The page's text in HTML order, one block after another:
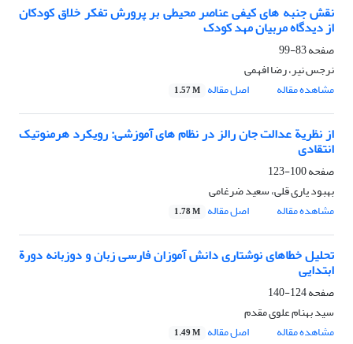
نقش جنبه های کیفی عناصر محیطی بر پرورش تفکر خلاق کودکان
از دیدگاه مربیان مهد کودک
صفحه83-99
نرجس نیر، رضا افهمی
مشاهده مقاله
اصل مقاله 1.57 M
از نظریة عدالت جان رالز در نظام های آموزشی: رویکرد هرمنوتیک
انتقادی
صفحه100-123
بهبود یاری قلی، سعید ضرغامی
مشاهده مقاله
اصل مقاله 1.78 M
تحلیل خطاهای نوشتاری دانش آموزان فارسی زبان و دوزبانه دورة
ابتدایی
صفحه124-140
سید بهنام علوی مقدم
مشاهده مقاله
اصل مقاله 1.49 M